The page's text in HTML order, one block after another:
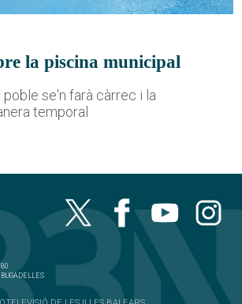
la piscina municipal
poble se'n farà càrrec i la
temporal